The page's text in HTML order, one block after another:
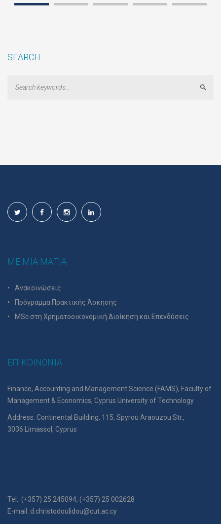
SEARCH
ΜΕ ΜΙΑ ΜΑΤΙΑ
Ανακοινώσεις
Πρόγραμμα Πρακτικής Άσκησης
MSc στη Χρηματοοικονομική Διοίκηση και Επενδύσεις
ΕΠΙΚΟΙΝΩΝΊΑ
Finance, Accounting and Management Science (FAMS), Faculty of
Management & Economics, Cyprus University of Technology
Address: Continental Building, 115, Spyrou Araouzou Str.,
3036 Limassol, Cyprus
Tel.: (+357) 25 245094, (+357) 25 002628
E-mail: d.christodoulidou@cut.ac.cy